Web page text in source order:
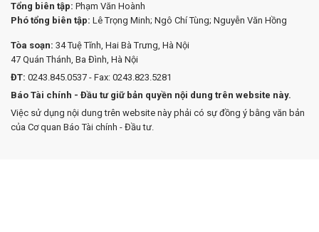
Tổng biên tập: Phạm Văn Hoành
Phó tổng biên tập: Lê Trọng Minh; Ngô Chí Tùng; Nguyễn Văn Hồng
Tòa soạn: 34 Tuệ Tĩnh, Hai Bà Trưng, Hà Nội
47 Quán Thánh, Ba Đình, Hà Nội
ĐT: 0243.845.0537 - Fax: 0243.823.5281
Báo Tài chính - Đầu tư giữ bản quyền nội dung trên website này.
Việc sử dụng nội dung trên website này phải có sự đồng ý bằng văn bản
của Cơ quan Báo Tài chính - Đầu tư.